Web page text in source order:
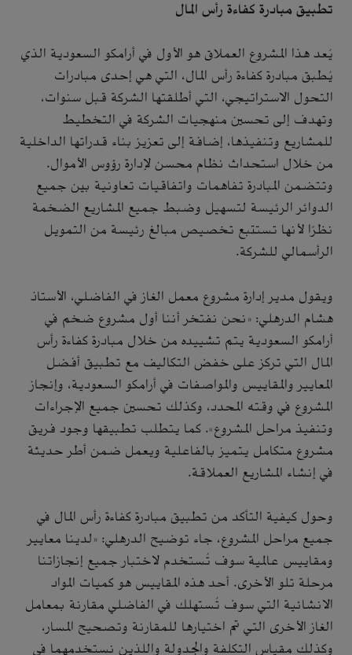
تطبيق مبادرة كفاءة رأس المال
يُعد هذا المشروع العملاق هو الأول في أرامكو السعودية الذي
يُطبق مبادرة كفاءة رأس المال، التي هي إحدى مبادرات
التحول الاستراتيجي، التي أطلقتها الشركة قبل سنوات،
وتهدف إلى تحسين منهجيات الشركة في التخطيط
للمشاريع وتنفيذها، إضافة إلى تعزيز بناء قدراتها الداخلية
من خلال استحداث نظام محسن لإدارة رؤوس الأموال.
وتتضمن المبادرة تفاهمات واتفاقيات تعاونية بين جميع
الدوائر الرئيسة لتسهيل وضبط جميع المشاريع الضخمة
نظرًا لأنها تستتبع تخصيص مبالغ رئيسة من التمويل
الرأسمالي للشركة.
ويقول مدير إدارة مشروع معمل الغاز في الفاضلي، الأستاذ
هشام الدرهلي: «نحن نفتخر أننا أول مشروع ضخم في
أرامكو السعودية يتم تشييده من خلال مبادرة كفاءة رأس
المال التي تركز على خفض التكاليف مع تطبيق أفضل
المعايير والمقاييس والمواصفات في أرامكو السعودية، وإنجاز
المشروع في وقته المحدد، وكذلك تحسين جميع الإجراءات
وتنفيذ مراحل المشروع». كما يتطلب تطبيقها وجود فريق
مشروع متكامل يتميز بالفاعلية ويعمل ضمن أطر حديثة
في إنشاء المشاريع العملاقة.
وحول كيفية التأكد من تطبيق مبادرة كفاءة رأس المال في
جميع مراحل المشروع، جاء توضيح الدرهلي: «لدينا معايير
ومقاييس عالمية سوف تُستخدم لاختبار جميع إنجازاتنا
مرحلة تلو الأخرى. أحد هذه المقاييس هو كميات المواد
الانشائية التي سوف تُستهلك في الفاضلي مقارنة بمعامل
الغاز الأخرى التي تم اختيارها للمقارنة وتصحيح المسار،
وكذلك مقياس التكلفة والجدولة واللذين نستخدمهما في